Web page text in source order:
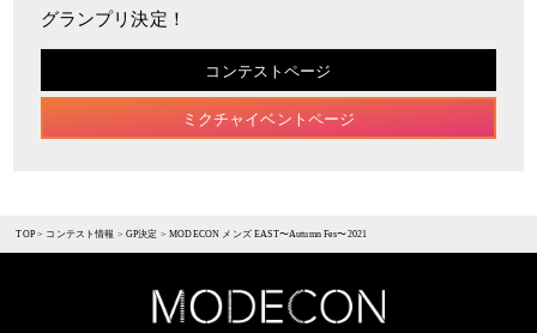
グランプリ決定！
コンテストページ
ミクチャイベントページ
TOP> コンテスト情報 >GP決定 >MODECON メンズ EAST〜Autumn Fes〜2021